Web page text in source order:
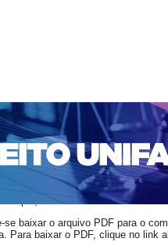
ACESSO CADASTRO
DE Nº 1 A 100 WEBMAIL
deve ser carregado no
uma versão atual do
se baixar o arquivo PDF para o
Para baixar o PDF, clique no link